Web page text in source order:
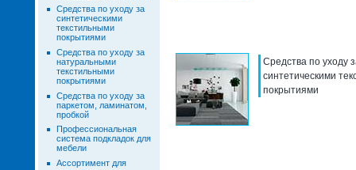
Средства по уходу за
синтетическими
текстильными
покрытиями
Средства по уходу за
натуральными
текстильными
покрытиями
Средства по уходу за
паркетом, ламинатом,
пробкой
Профессиональная
система подкладок для
мебели
Ассортимент для
Средства по уходу
синтетическими
покрытиями